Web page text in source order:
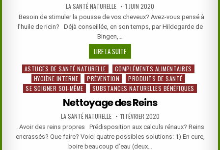
AUTHOR:
LA SANTÉ NATURELLE PUBLISHED
DATE:
1 JUIN 2020
Besoin de stimuler la pousse de vos cheveux? Avez-vous pensé à
l’huile de ricin? Déjà conseillée, en son temps, par Hildegarde de
Bingen,…
LIRE LA SUITEBESOIN
DE
STIMULER
LA
POUSSE
DE
SES
CHEVEUX?
Posted
ASTUCES DE SANTÉ NATURELLE
COMPLÉMENTS ALIMENTAIRES
HYGIÈNE INTERNE
PRÉVENTION
PRODUITS DE SANTÉ
SE SOIGNER SOI-MÊME
SUBSTANCES NATURELLES BÉNÉFIQUES
Nettoyage des Reins
AUTHOR:
LA SANTÉ NATURELLE PUBLISHED
DATE:
11 FÉVRIER 2020
. Avoir des reins propres Prédisposition aux calculs rénaux? Reins
encrassés? Que faire? Voici quatre possibles solutions: 1) En cure,
boire beaucoup d’eau (deux…